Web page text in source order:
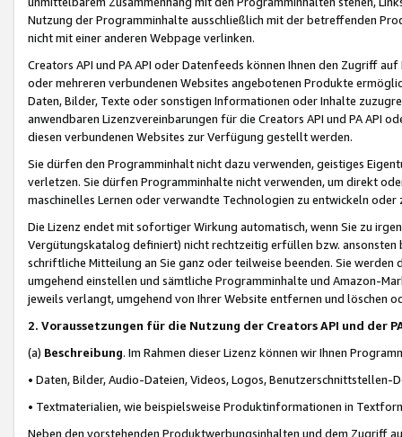
Nutzung der Programminhalte ausschließlich mit der betreffenden
nicht mit einer anderen Webpage verlinken.
Creators API und PA API oder Datenfeeds können Ihnen den Zugriff
oder mehreren verbundenen Websites angebotenen Produkte
Daten, Bilder, Texte oder sonstigen Informationen oder Inhalte
anwendbaren Lizenzvereinbarungen für die Creators API und PA API
diesen verbundenen Websites zur Verfügung gestellt werden.
Sie dürfen den Programminhalt nicht dazu verwenden, geistiges
verletzen. Sie dürfen Programminhalte nicht verwenden, um direkt
maschinelles Lernen oder verwandte Technologien zu entwickeln
Die Lizenz endet mit sofortiger Wirkung automatisch, wenn Sie zu
Vergütungskatalog definiert) nicht rechtzeitig erfüllen bzw. ansonsten
schriftliche Mitteilung an Sie ganz oder teilweise beenden. Sie werden
umgehend einstellen und sämtliche Programminhalte und Amazon-
jeweils verlangt, umgehend von Ihrer Website entfernen und löschen
2. Voraussetzungen für die Nutzung der Creators API und der
(a) Beschreibung. Im Rahmen dieser Lizenz können wir Ihnen
• Daten, Bilder, Audio-Dateien, Videos, Logos, Benutzerschnittstellen-
• Textmaterialien, wie beispielsweise Produktinformationen in
Neben den vorstehenden Produktwerbungsinhalten und dem Zugriff